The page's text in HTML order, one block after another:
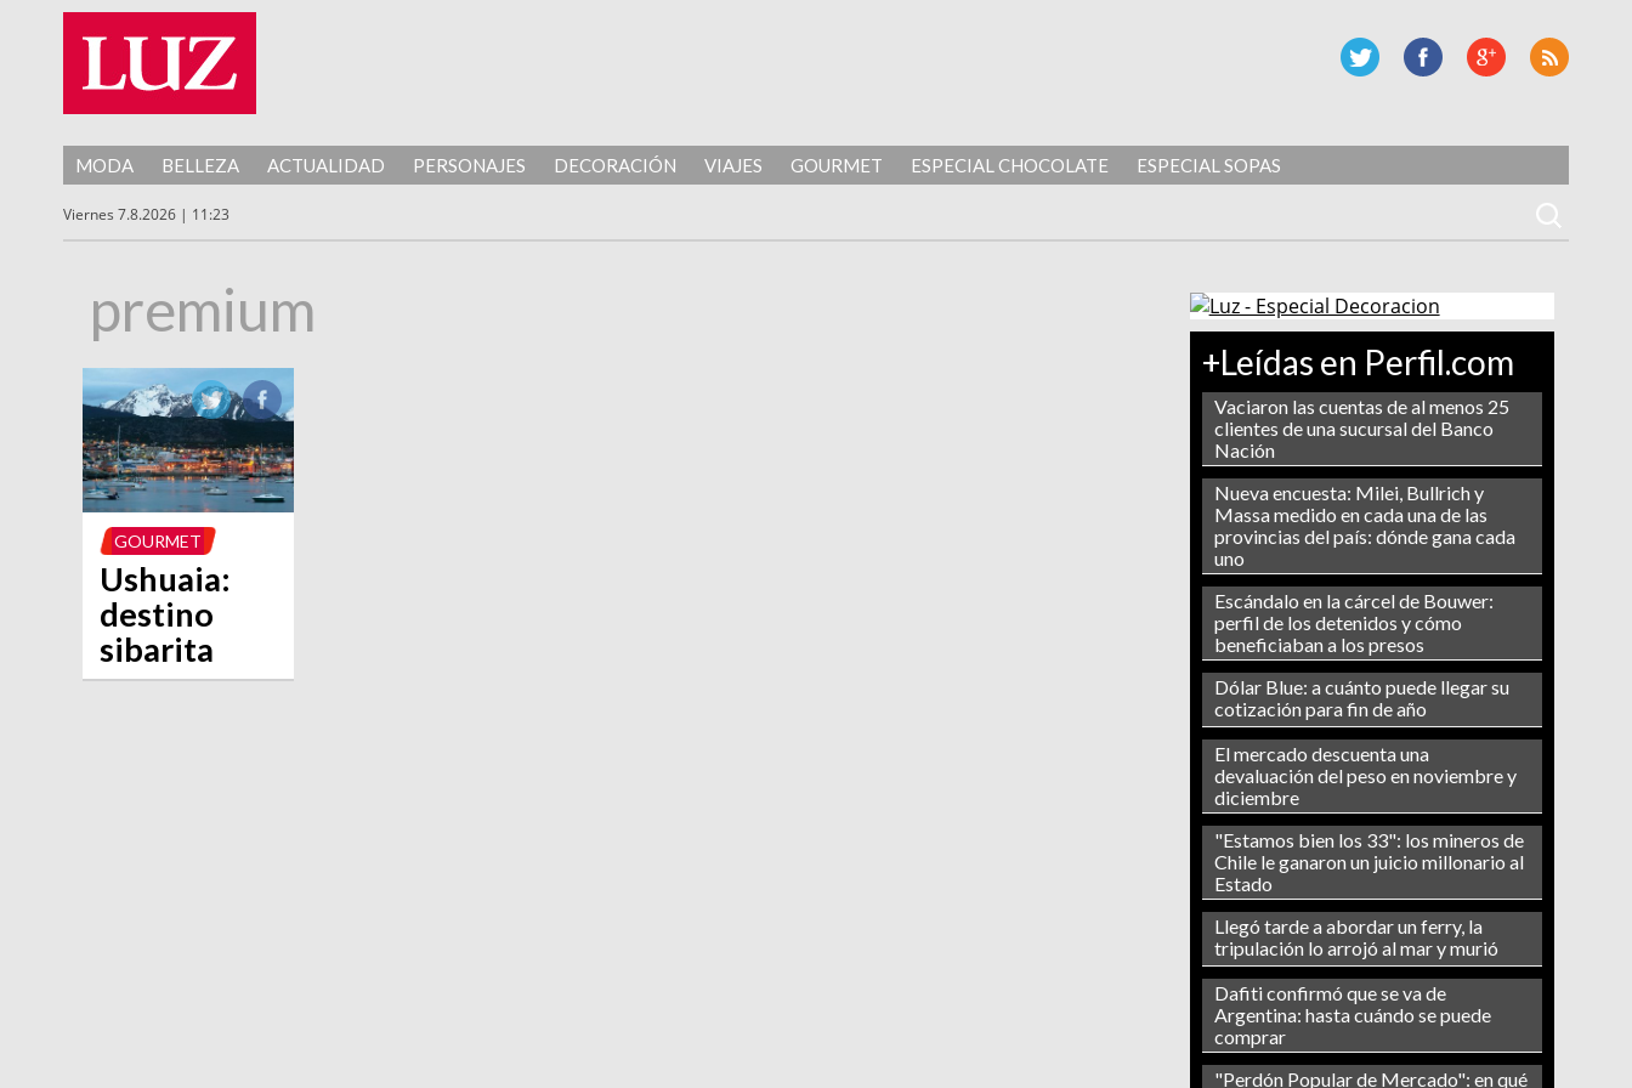
MODA BELLEZA ACTUALIDAD PERSONAJES DECORACIÓN VIAJES GOURMET ESPECIAL CHOCOLATE ESPECIAL SOPAS
Viernes 7.8.2026 | 11:23
+Leídas en Perfil.com
Vaciaron las cuentas de al menos 25
clientes de una sucursal del Banco
Nación
Nueva encuesta: Milei, Bullrich y
Massa medido en cada una de las
provincias del país: dónde gana cada
uno
Escándalo en la cárcel de Bouwer:
perfil de los detenidos y cómo
beneficiaban a los presos
Dólar Blue: a cuánto puede llegar su
cotización para fin de año
El mercado descuenta una
devaluación del peso en noviembre y
diciembre
"Estamos bien los 33": los mineros de
Chile le ganaron un juicio millonario al
Estado
Llegó tarde a abordar un ferry, la
tripulación lo arrojó al mar y murió
Dafiti confirmó que se va de
Argentina: hasta cuándo se puede
comprar
"Perdón Popular de Mercado": en qué
premium
GOURMET
Ushuaia:
destino
sibarita